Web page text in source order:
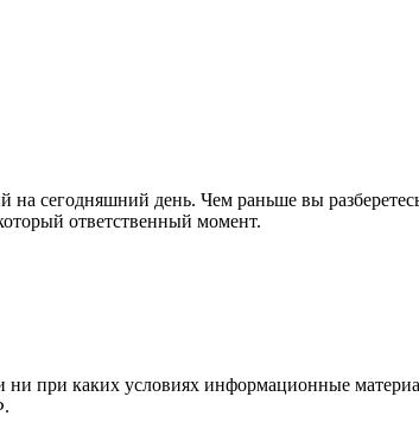
на сегодняшний день. Чем раньше вы
ответственный момент.
при каких условиях информационные